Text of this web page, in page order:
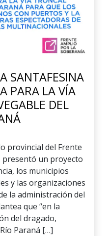
SANTAFESINA
PARA LA VÍA
DEL
provincial del Frente
presentó un proyecto
los municipios
y las organizaciones
la administración del
que “en la
del dragado,
Paraná […]